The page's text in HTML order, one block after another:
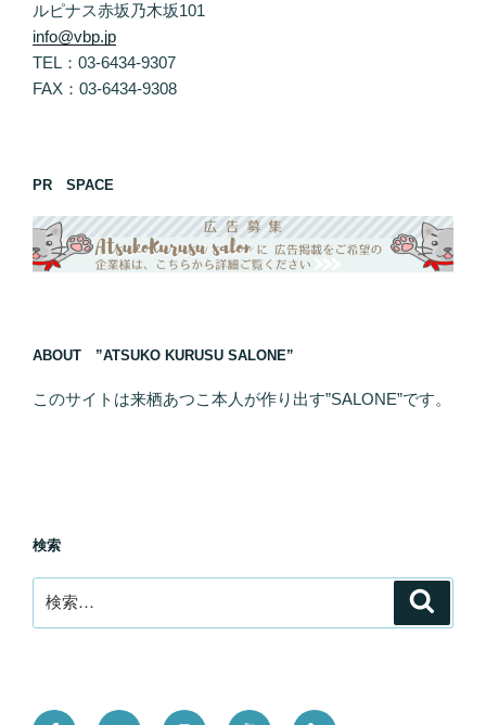
ルピナス赤坂乃木坂101
info@vbp.jp
TEL：03-6434-9307
FAX：03-6434-9308
PR SPACE
ABOUT ”ATSUKO KURUSU SALONE”
このサイトは来栖あつこ本人が作り出す”SALONE”です。
検索
索: